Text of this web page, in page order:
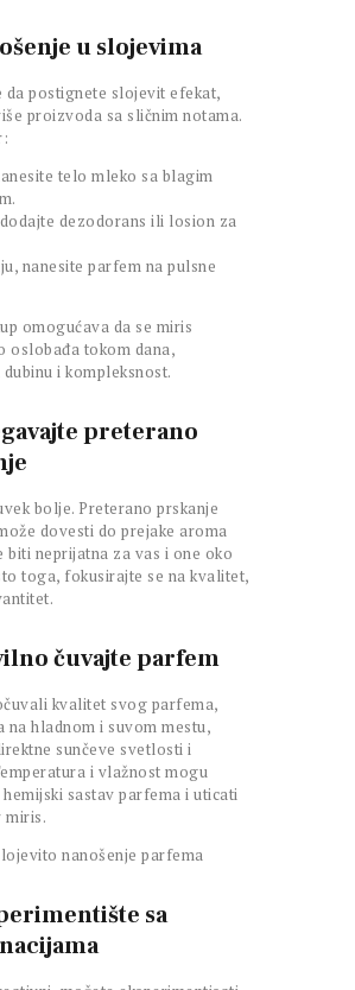
u slojevima
da postignete slojevit efekat,
proizvoda sa sličnim notama.
telo mleko sa blagim
dezodorans ili losion za
nanesite parfem na pulsne
omogućava da se miris
oslobađa tokom dana,
i kompleksnost.
preterano
bolje. Preterano prskanje
dovesti do prejake aroma
biti neprijatna za vas i one oko
toga, fokusirajte se na kvalitet,
čuvajte parfem
kvalitet svog parfema,
na hladnom i suvom mestu,
sunčeve svetlosti i
i vlažnost mogu
sastav parfema i uticati
miris.
sa